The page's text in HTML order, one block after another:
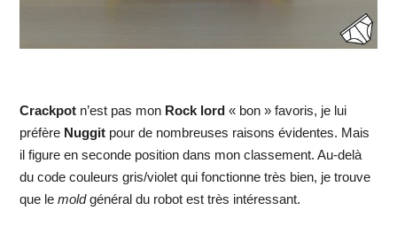
Crackpotn’est pas mon Rock lord« bon » favoris, je lui
préfère Nuggitpour de nombreuses raisons évidentes. Mais
il figure en seconde position dans mon classement. Au-delà
du code couleurs gris/violet qui fonctionne très bien, je trouve
que le moldgénéral du robot est très intéressant.